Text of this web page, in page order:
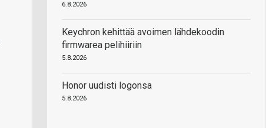
6.8.2026
Keychron kehittää avoimen lähdekoodin
firmwarea pelihiiriin
5.8.2026
Honor uudisti logonsa
5.8.2026